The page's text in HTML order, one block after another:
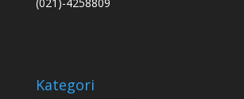
(021)-4258809
Kategori